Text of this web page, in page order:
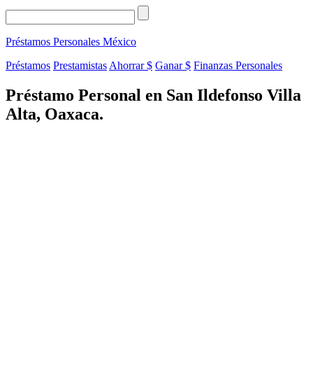
Préstamos Personales México
Préstamos Prestamistas Ahorrar $ Ganar $ Finanzas Personales
Préstamo Personal en San Ildefonso Villa
Alta, Oaxaca.